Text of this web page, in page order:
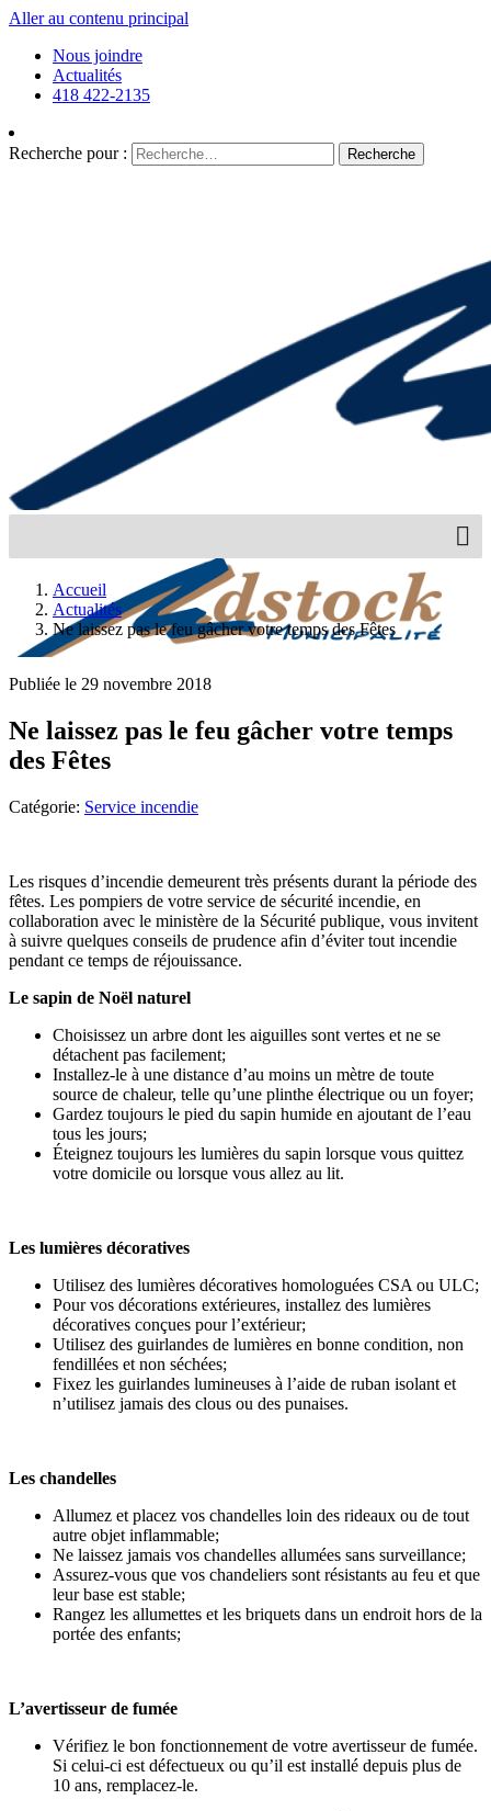
Aller au contenu principal
Nous joindre
Actualités
418 422-2135
Recherche pour : Recherche
Accueil
Actualités
Ne laissez pas le feu gâcher votre temps des Fêtes
Publiée le 29 novembre 2018
Ne laissez pas le feu gâcher votre temps
des Fêtes
Catégorie: Service incendie
Les risques d’incendie demeurent très présents durant la période des
fêtes. Les pompiers de votre service de sécurité incendie, en
collaboration avec le ministère de la Sécurité publique, vous invitent
à suivre quelques conseils de prudence afin d’éviter tout incendie
pendant ce temps de réjouissance.
Le sapin de Noël naturel
Choisissez un arbre dont les aiguilles sont vertes et ne se
détachent pas facilement;
Installez-le à une distance d’au moins un mètre de toute
source de chaleur, telle qu’une plinthe électrique ou un foyer;
Gardez toujours le pied du sapin humide en ajoutant de l’eau
tous les jours;
Éteignez toujours les lumières du sapin lorsque vous quittez
votre domicile ou lorsque vous allez au lit.
Les lumières décoratives
Utilisez des lumières décoratives homologuées CSA ou ULC;
Pour vos décorations extérieures, installez des lumières
décoratives conçues pour l’extérieur;
Utilisez des guirlandes de lumières en bonne condition, non
fendillées et non séchées;
Fixez les guirlandes lumineuses à l’aide de ruban isolant et
n’utilisez jamais des clous ou des punaises.
Les chandelles
Allumez et placez vos chandelles loin des rideaux ou de tout
autre objet inflammable;
Ne laissez jamais vos chandelles allumées sans surveillance;
Assurez-vous que vos chandeliers sont résistants au feu et que
leur base est stable;
Rangez les allumettes et les briquets dans un endroit hors de la
portée des enfants;
L’avertisseur de fumée
Vérifiez le bon fonctionnement de votre avertisseur de fumée.
Si celui-ci est défectueux ou qu’il est installé depuis plus de
10 ans, remplacez-le.